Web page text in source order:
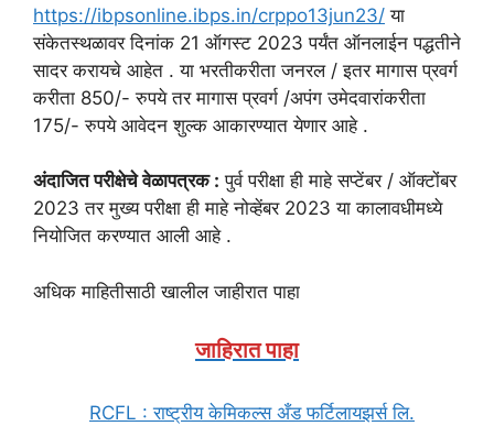
https://ibpsonline.ibps.in/crppo13jun23/ या
संकेतस्थळावर दिनांक 21 ऑगस्ट 2023 पर्यंत ऑनलाईन पद्धतीने
सादर करायचे आहेत . या भरतीकरीता जनरल / इतर मागास प्रवर्ग
करीता 850/- रुपये तर मागास प्रवर्ग /अपंग उमेदवारांकरीता
175/- रुपये आवेदन शुल्क आकारण्यात येणार आहे .
अंदाजित परीक्षेचे वेळापत्रक : पुर्व परीक्षा ही माहे सप्टेंबर / ऑक्टोंबर
2023 तर मुख्य परीक्षा ही माहे नोव्हेंबर 2023 या कालावधीमध्ये
नियोजित करण्यात आली आहे .
अधिक माहितीसाठी खालील जाहीरात पाहा
जाहिरात पाहा
RCFL : राष्ट्रीय केमिकल्स अँड फर्टिलायझर्स लि.